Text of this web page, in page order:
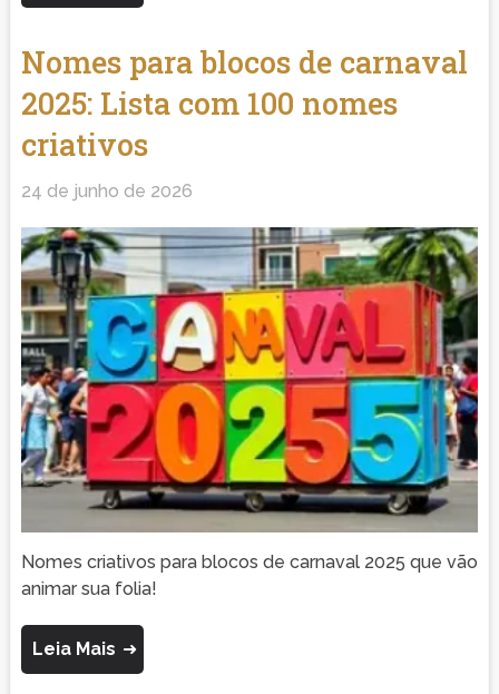
Nomes para blocos de carnaval
2025: Lista com 100 nomes
criativos
24 de junho de 2026
Nomes criativos para blocos de carnaval 2025 que vão
animar sua folia!
Leia Mais